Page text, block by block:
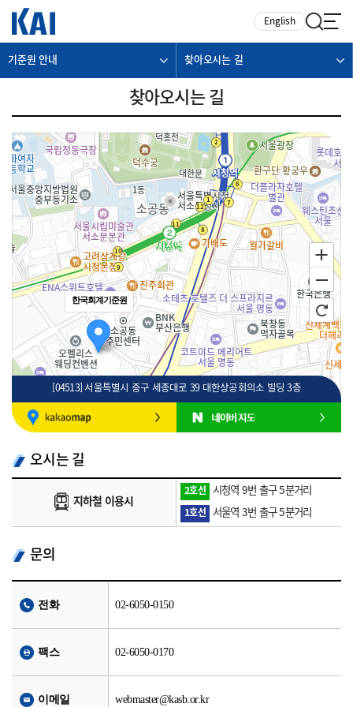
English
기준원 안내 찾아오시는 길
찾아오시는 길
한국회계기준원
100m
[04513] 서울특별시 중구 세종대로 39 대한상공회의소 빌딩 3층
오시는 길
지하철 이용시
2호선 시청역 9번 출구 5분거리
1호선 서울역 3번 출구 5분거리
문의
전화 02-6050-0150
팩스 02-6050-0170
이메일 webmaster@kasb.or.kr